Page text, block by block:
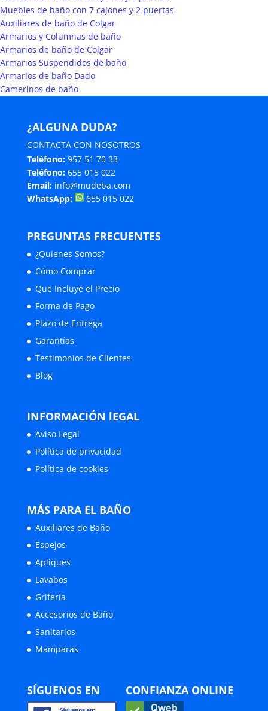
Muebles de baño con 7 cajones y 2 puertas
Auxiliares de baño de Colgar
Armarios y Columnas de baño
Armarios de baño de Colgar
Armarios Suspendidos de baño
Armarios de baño Dado
Camerinos de baño
¿ALGUNA DUDA?
CONTACTA CON NOSOTROS
Teléfono: 957 51 70 33
Teléfono: 655 015 022
Email: info@mudeba.com
WhatsApp:
655 015 022
PREGUNTAS FRECUENTES
¿Quienes Somos?
Cómo Comprar
Que Incluye el Precio
Forma de Pago
Plazo de Entrega
Garantías
Testimonios de Clientes
Blog
INFORMACIÓN lEGAL
Aviso Legal
Política de privacidad
Política de cookies
MÁS PARA EL BAÑO
Auxiliares de Baño
Espejos
Apliques
Lavabos
Grifería
Accesorios de Baño
Sanitarios
Mamparas
SÍGUENOS EN CONFIANZA ONLINE